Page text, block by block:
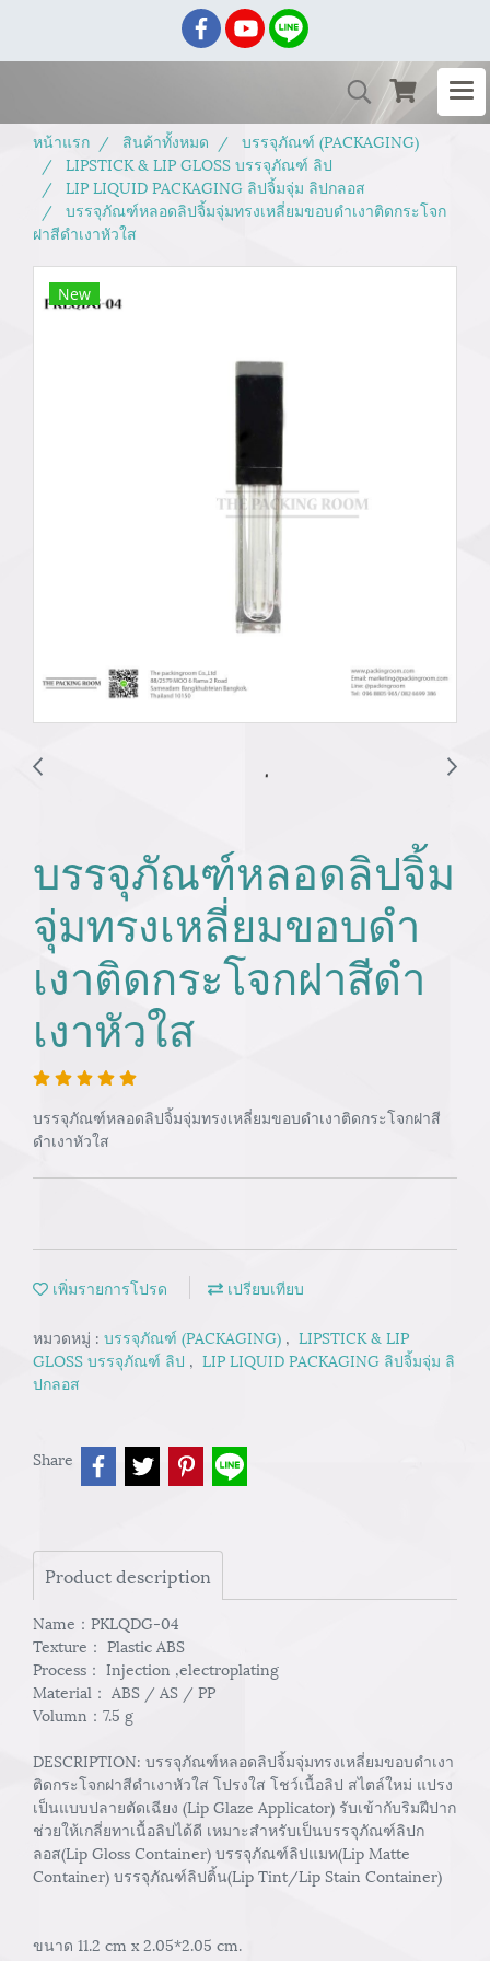
หน้าแรก สินค้าทั้งหมด
บรรจุภัณฑ์ (PACKAGING)
LIPSTICK & LIP GLOSS บรรจุภัณฑ์ ลิป
LIP LIQUID PACKAGING ลิปจิ้มจุ่ม ลิปกลอส
บรรจุภัณฑ์หลอดลิปจิ้มจุ่มทรงเหลี่ยมขอบดำเงาติดกระโจก
ฝาสีดำเงาหัวใส
New
บรรจุภัณฑ์หลอดลิปจิ้ม
จุ่มทรงเหลี่ยมขอบดำ
เงาติดกระโจกฝาสีดำ
เงาหัวใส
บรรจุภัณฑ์หลอดลิปจิ้มจุ่มทรงเหลี่ยมขอบดำเงาติดกระโจกฝาสี
ดำเงาหัวใส
เพิ่มรายการโปรด เปรียบเทียบ
หมวดหมู่ : บรรจุภัณฑ์ (PACKAGING) , LIPSTICK & LIP
GLOSS บรรจุภัณฑ์ ลิป , LIP LIQUID PACKAGING ลิปจิ้มจุ่ม ลิ
ปกลอส
Share
Product description
Name：PKLQDG-04
Texture： Plastic ABS
Process： Injection ,electroplating
Material： ABS / AS / PP
Volumn：7.5 g
DESCRIPTION: บรรจุภัณฑ์หลอดลิปจิ้มจุ่มทรงเหลี่ยมขอบดำเงา
ติดกระโจกฝาสีดำเงาหัวใส โปรงใส โชว์เนื้อลิป สไตล์ใหม่ แปรง
เป็นแบบปลายตัดเฉียง (Lip Glaze Applicator) รับเข้ากับริมฝีปาก
ช่วยให้เกลี่ยทาเนื้อลิปได้ดี เหมาะสำหรับเป็นบรรจุภัณฑ์ลิปก
ลอส(Lip Gloss Container) บรรจุภัณฑ์ลิปแมท(Lip Matte
Container) บรรจุภัณฑ์ลิปติ้น(Lip Tint/Lip Stain Container)
ขนาด 11.2 cm x 2.05*2.05 cm.